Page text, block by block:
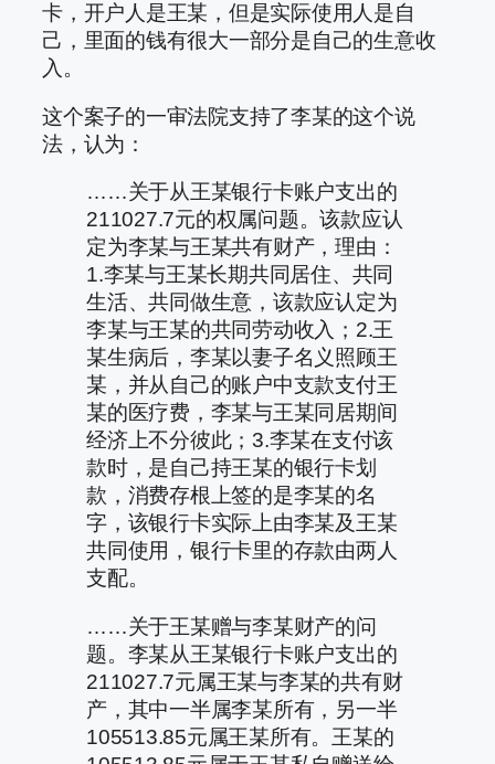
卡，开户人是王某，但是实际使用人是自
己，里面的钱有很大一部分是自己的生意收
入。
这个案子的一审法院支持了李某的这个说
法，认为：
……关于从王某银行卡账户支出的
211027.7元的权属问题。该款应认
定为李某与王某共有财产，理由：
1.李某与王某长期共同居住、共同
生活、共同做生意，该款应认定为
李某与王某的共同劳动收入；2.王
某生病后，李某以妻子名义照顾王
某，并从自己的账户中支款支付王
某的医疗费，李某与王某同居期间
经济上不分彼此；3.李某在支付该
款时，是自己持王某的银行卡划
款，消费存根上签的是李某的名
字，该银行卡实际上由李某及王某
共同使用，银行卡里的存款由两人
支配。
……关于王某赠与李某财产的问
题。李某从王某银行卡账户支出的
211027.7元属王某与李某的共有财
产，其中一半属李某所有，另一半
105513.85元属王某所有。王某的